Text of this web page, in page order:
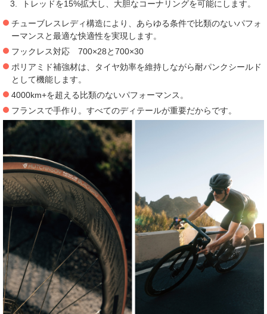
トレッドを15%拡大し、大胆なコーナリングを可能にします。
チューブレスレディ構造により、あらゆる条件で比類のないパフォ
ーマンスと最適な快適性を実現します。
フックレス対応 700×28と700×30
ポリアミド補強材は、タイヤ効率を維持しながら耐パンクシールド
として機能します。
4000km+を超える比類のないパフォーマンス。
フランスで手作り。すべてのディテールが重要だからです。